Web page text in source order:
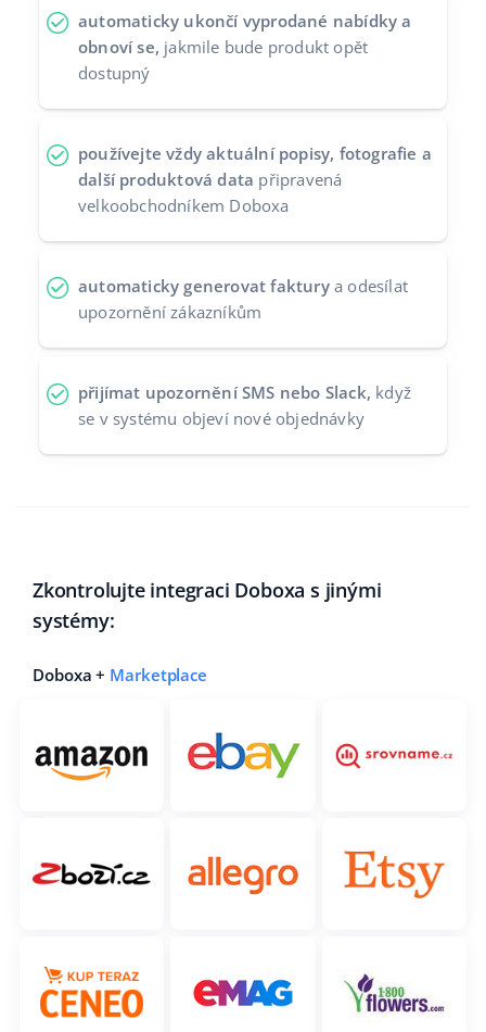
automaticky ukončí vyprodané nabídky a
obnoví se, jakmile bude produkt opět
dostupný
používejte vždy aktuální popisy, fotografie a
další produktová data připravená
velkoobchodníkem Doboxa
automaticky generovat fakturya odesílat
upozornění zákazníkům
přijímat upozornění SMS nebo Slack, když
se v systému objeví nové objednávky
Zkontrolujte integraci Doboxa s jinými
systémy:
Doboxa + Marketplace